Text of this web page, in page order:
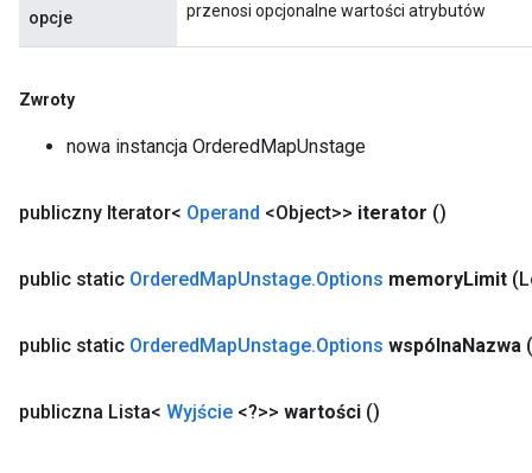
opcje przenosi opcjonalne wartości atrybutów
Zwroty
nowa instancja OrderedMapUnstage
publiczny Iterator< Operand <Object>> iterator ()
public static OrderedMapUnstage.Options memoryLimit
public static OrderedMapUnstage.Options wspólnaNazwa
publiczna Lista< Wyjście <?>> wartości ()